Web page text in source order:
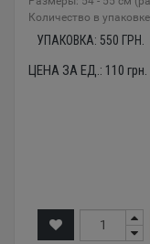
Количество в
УПАКОВКА: 550 ГРН.
ЦЕНА ЗА ЕД.: 110 грн.